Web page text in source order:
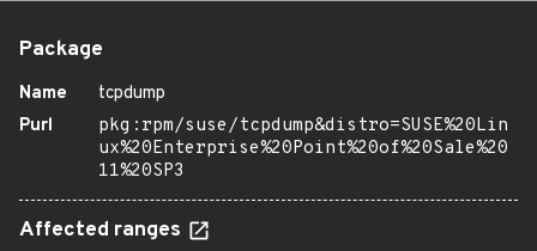
Package
Name
tcpdump
Purl
pkg:rpm/suse/tcpdump&distro=SUSE%20Lin
ux%20Enterprise%20Point%20of%20Sale%20
11%20SP3
Affected ranges